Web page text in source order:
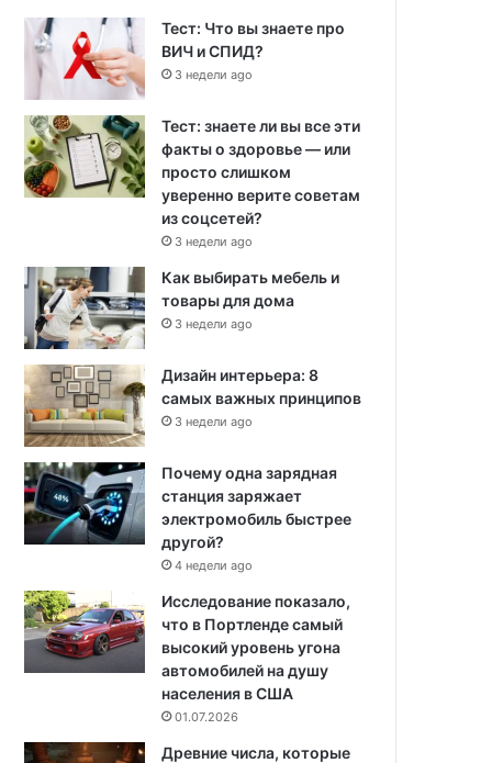
Тест: Что вы знаете про
ВИЧ и СПИД?
3 недели ago
Тест: знаете ли вы все эти
факты о здоровье — или
просто слишком
уверенно верите советам
из соцсетей?
3 недели ago
Как выбирать мебель и
товары для дома
3 недели ago
Дизайн интерьера: 8
самых важных принципов
3 недели ago
Почему одна зарядная
станция заряжает
электромобиль быстрее
другой?
4 недели ago
Исследование показало,
что в Портленде самый
высокий уровень угона
автомобилей на душу
населения в США
01.07.2026
Древние числа, которые